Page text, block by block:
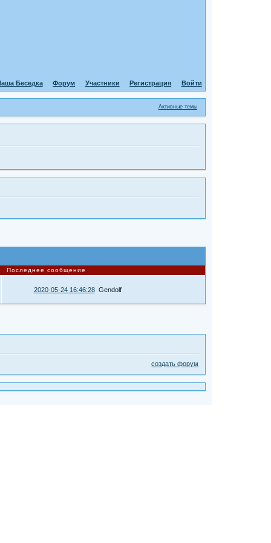
Беседка Форум Участники Регистрация Войти
Активные темы
Последнее сообщение
2020-05-24 16:46:28 Gendolf
создать форум